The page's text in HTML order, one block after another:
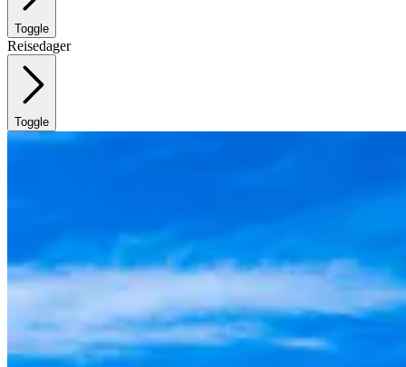
Toggle
Reisedager
Toggle